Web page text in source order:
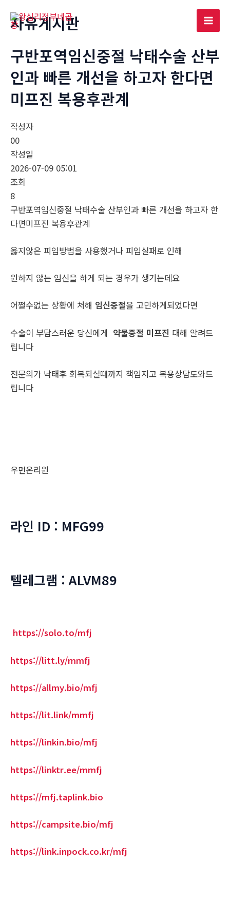
Main
자유게시판
구반포역임신중절 낙태수술 산부
인과 빠른 개선을 하고자 한다면
미­프진 복용후관계
작성자
00
작성일
2026-07-09 05:01
조회
8
구반포역임신중절 낙태수술 산부인과 빠른 개선을 하고자 한
다면미­프진 복용후관계
옳지않은 피임방법을 사용했거나 피임실패로 인해
원하지 않는 임신을 하게 되는 경우가 생기는데요
어쩔수없는 상황에 처해 임신중절을 고민하게되었다면
수술이 부담스러운 당신에게 약물중절 미프진 대해 알려드
립니다
전문의가 낙태후 회복되실때까지 책임지고 복용상담도와드
립니다
우먼온리원
라인 ID : MFG99
텔레그램 : ALVM89
https://solo.to/mfj
https://litt.ly/mmfj
https://allmy.bio/mfj
https://lit.link/mmfj
https://linkin.bio/mfj
https://linktr.ee/mmfj
https://mfj.taplink.bio
https://campsite.bio/mfj
https://link.inpock.co.kr/mfj